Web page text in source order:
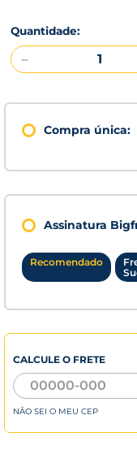
－
Compra única:
Assinatura
Recomendado
CALCULE O FRETE
NÃO SEI O MEU CEP